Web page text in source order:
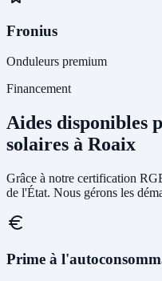
Fronius
Onduleurs premium
Financement
Aides disponibles
solaires à Roaix
Grâce à notre certification
de l'État. Nous gérons les
Prime à